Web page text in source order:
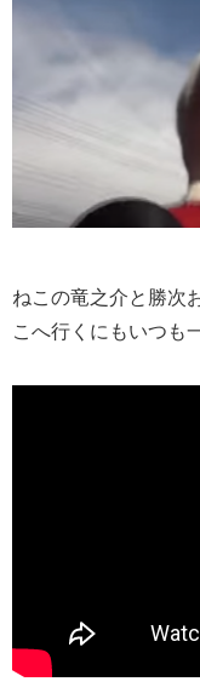
ねこの竜之介と勝次
こへ行くにもいつも